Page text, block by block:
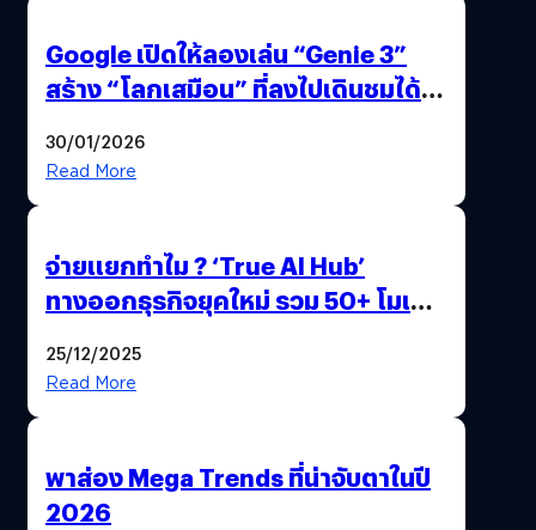
Google เปิดให้ลองเล่น “Genie 3”
สร้าง “โลกเสมือน” ที่ลงไปเดินชมได้
30/01/2026
Read More
จ่ายแยกทำไม ? ‘True AI Hub’
ทางออกธุรกิจยุคใหม่ รวม 50+ โมเดล
25/12/2025
Read More
พาส่อง Mega Trends ที่น่าจับตาในปี
2026